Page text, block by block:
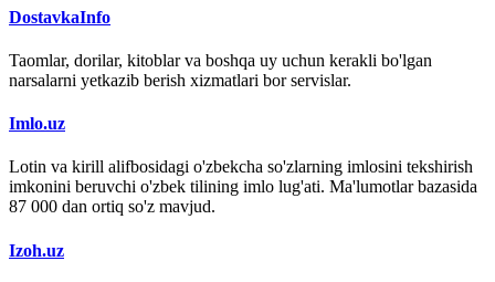
DostavkaInfo
Taomlar, dorilar, kitoblar va boshqa uy uchun kerakli bo'lgan
narsalarni yetkazib berish xizmatlari bor servislar.
Imlo.uz
Lotin va kirill alifbosidagi o'zbekcha so'zlarning imlosini tekshirish
imkonini beruvchi o'zbek tilining imlo lug'ati. Ma'lumotlar bazasida
87 000 dan ortiq so'z mavjud.
Izoh.uz